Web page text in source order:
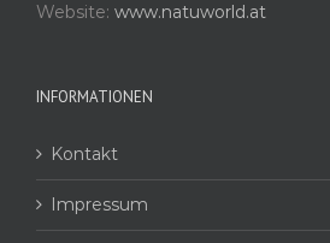
Website: www.natuworld.at
INFORMATIONEN
Kontakt
Impressum